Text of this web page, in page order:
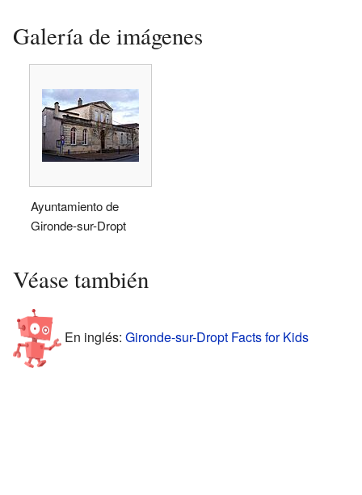
Galería de imágenes
Ayuntamiento de
Gironde-sur-Dropt
Véase también
En inglés: Gironde-sur-Dropt Facts for Kids